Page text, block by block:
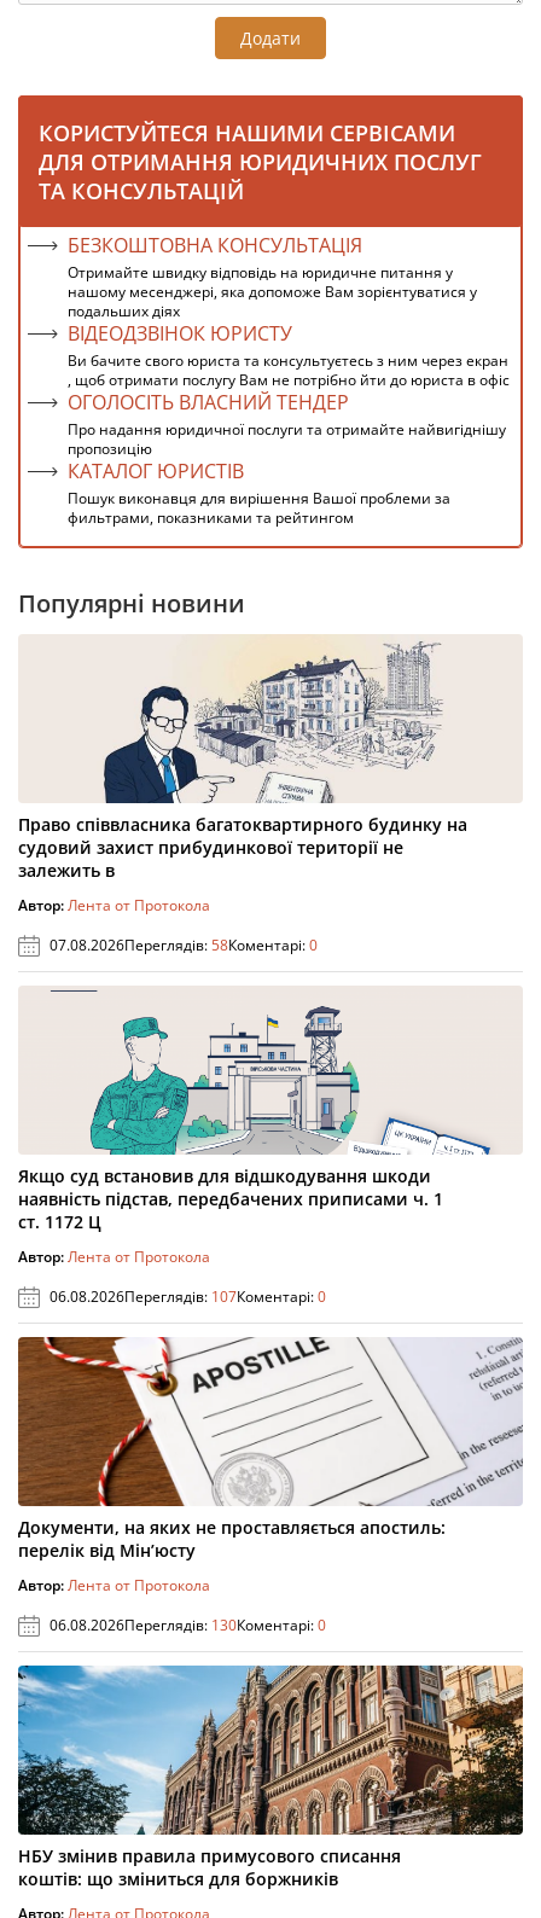
Додати
КОРИСТУЙТЕСЯ НАШИМИ СЕРВІСАМИ
ДЛЯ ОТРИМАННЯ ЮРИДИЧНИХ ПОСЛУГ
ТА КОНСУЛЬТАЦІЙ
БЕЗКОШТОВНА КОНСУЛЬТАЦІЯ
Отримайте швидку відповідь на юридичне питання у
нашому месенджері, яка допоможе Вам зорієнтуватися у
подальших діях
ВІДЕОДЗВІНОК ЮРИСТУ
Ви бачите свого юриста та консультуєтесь з ним через екран
, щоб отримати послугу Вам не потрібно йти до юриста в офіс
ОГОЛОСІТЬ ВЛАСНИЙ ТЕНДЕР
Про надання юридичної послуги та отримайте найвигіднішу
пропозицію
КАТАЛОГ ЮРИСТІВ
Пошук виконавця для вирішення Вашої проблеми за
фильтрами, показниками та рейтингом
Популярні новини
Право співвласника багатоквартирного будинку на
судовий захист прибудинкової території не
залежить в
Автор:Лента от Протокола
07.08.2026Переглядів:58Коментарі:0
Якщо суд встановив для відшкодування шкоди
наявність підстав, передбачених приписами ч. 1
ст. 1172 Ц
Автор:Лента от Протокола
06.08.2026Переглядів: 107Коментарі:0
Документи, на яких не проставляється апостиль:
перелік від Мін’юсту
Автор:Лента от Протокола
06.08.2026Переглядів: 130Коментарі:0
НБУ змінив правила примусового списання
коштів: що зміниться для боржників
Автор:Лента от Протокола